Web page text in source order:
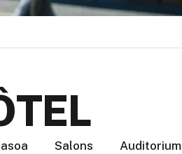
Salons
Auditorium